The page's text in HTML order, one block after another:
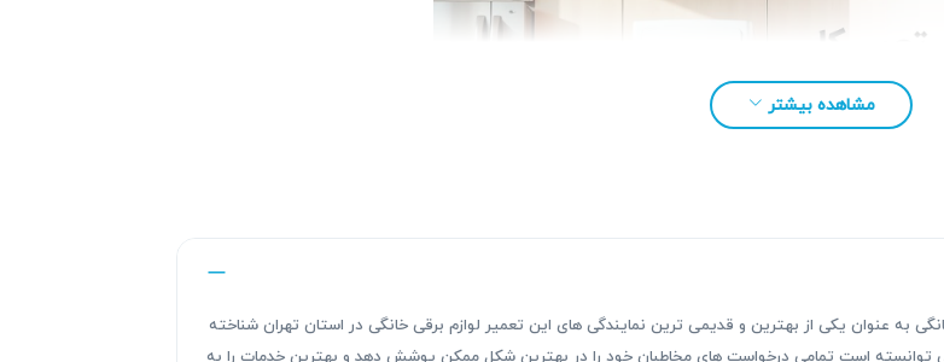
مشاهده بیشتر
حوزه تعمیرات لوازم خانگی به عنوان یکی از بهترین و قدیمی ترین نمایندگی های این تعمیر لوازم برقی خانگی در استان تهران شناخته
توانسته است تمامی درخواست های مخاطبان خود را در بهترین شکل ممکن پوشش دهد و بهترین خدمات را به